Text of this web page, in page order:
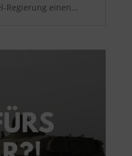
Regierung einen...